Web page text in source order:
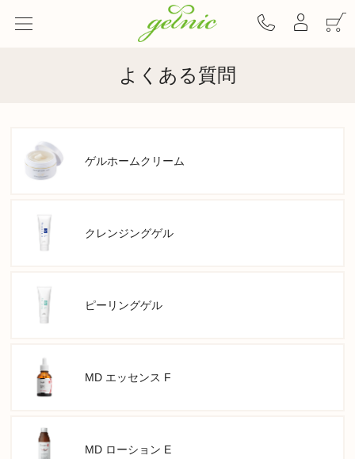
よくある質問
ゲルホームクリーム
クレンジングゲル
ピーリングゲル
MD エッセンス F
MD ローション E